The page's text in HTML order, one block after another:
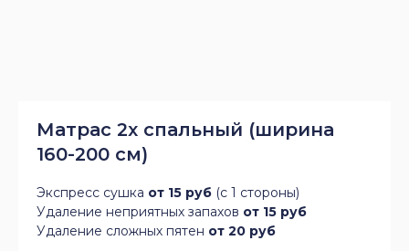
Матрас 2х спальный (ширина
160-200 см)
Экспресс сушка от 15 руб (с 1 стороны)
Удаление неприятных запахов от 15 руб
Удаление сложных пятен от 20 руб